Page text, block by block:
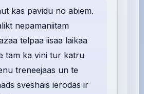
kas pavidu no abiem.
nepamaniitam
telpaa iisaa laikaa
tam ka vini tur katru
treneejaas un te
sveshais ierodas ir